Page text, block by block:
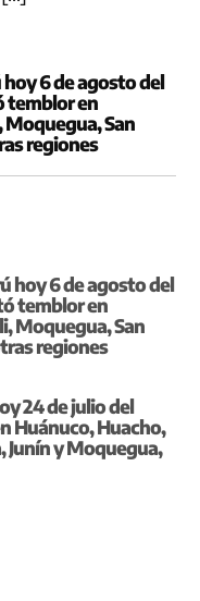
hoy 6 de agosto del
temblor en
Moquegua, San
regiones
hoy 6 de agosto del
temblor en
Moquegua, San
regiones
24 de julio del
Huánuco, Huacho,
Junín y Moquegua,